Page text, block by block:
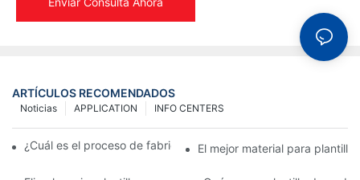
ARTÍCULOS RECOMENDADOS
INFO CENTERS
APPLICATION
Noticias
¿Cuál es el proceso de fabricación de plantillas metálicas?
El mejor material para